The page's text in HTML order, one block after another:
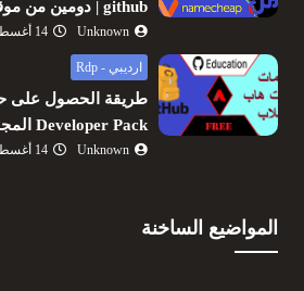
github | دومين من موقع Namecheap 202...
Unknown 14 أغسطس 2021
ارديبي - Rdp
Developer Pack المجانية لطلبة الجامع...
Unknown 14 أغسطس 2021
المواضيع الساخنة